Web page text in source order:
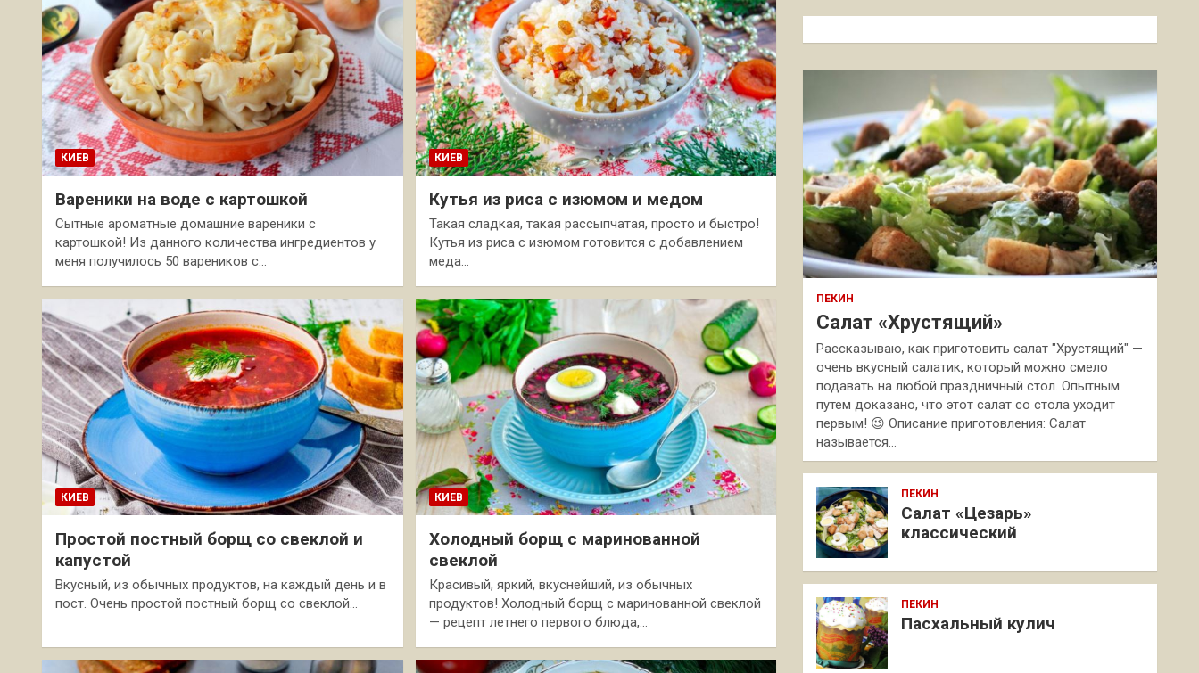
КИЕВ
Вареники на воде с картошкой
Сытные ароматные домашние вареники с
картошкой! Из данного количества ингредиентов у
меня получилось 50 вареников с…
КИЕВ
Кутья из риса с изюмом и медом
Такая сладкая, такая рассыпчатая, просто и быстро!
Кутья из риса с изюмом готовится с добавлением
меда…
КИЕВ
Простой постный борщ со свеклой и
капустой
Вкусный, из обычных продуктов, на каждый день и в
пост. Очень простой постный борщ со свеклой…
КИЕВ
Холодный борщ с маринованной
свеклой
Красивый, яркий, вкуснейший, из обычных
продуктов! Холодный борщ с маринованной свеклой
— рецепт летнего первого блюда,…
к
ПЕКИН
Салат «Хрустящий»
Рассказываю, как приготовить салат "Хрустящий" —
очень вкусный салатик, который можно смело
подавать на любой праздничный стол. Опытным
путем доказано, что этот салат со стола уходит
первым! 😉 Описание приготовления: Салат
называется…
ПЕКИН
Салат «Цезарь»
классический
ПЕКИН
Пасхальный кулич